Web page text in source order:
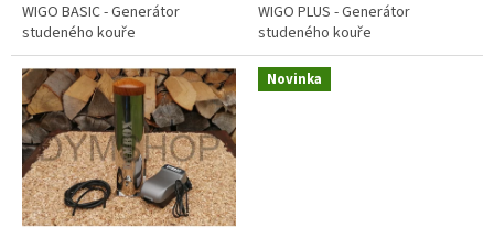
hvězdiček.
WIGO BASIC - Generátor
studeného kouře
hvězdiček.
WIGO PLUS - Generátor
studeného kouře
Novinka